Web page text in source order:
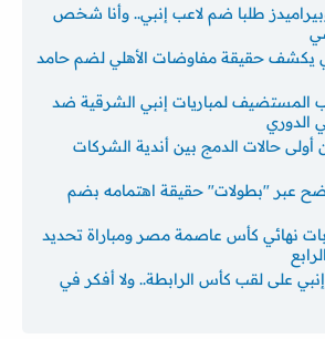
طلبا ضم لاعب إنبي.. وأنا شخص
حقيقة مفاوضات الأهلي لضم حامد
المستضيف لمباريات إنبي الشرقية ضد
الدوري
أولى حالات الدمج بين أندية الشركات
عبر "بطولات" حقيقة اهتمامه بضم
نهائي كأس عاصمة مصر ومباراة تحديد
على لقب كأس الرابطة.. ولا أفكر في